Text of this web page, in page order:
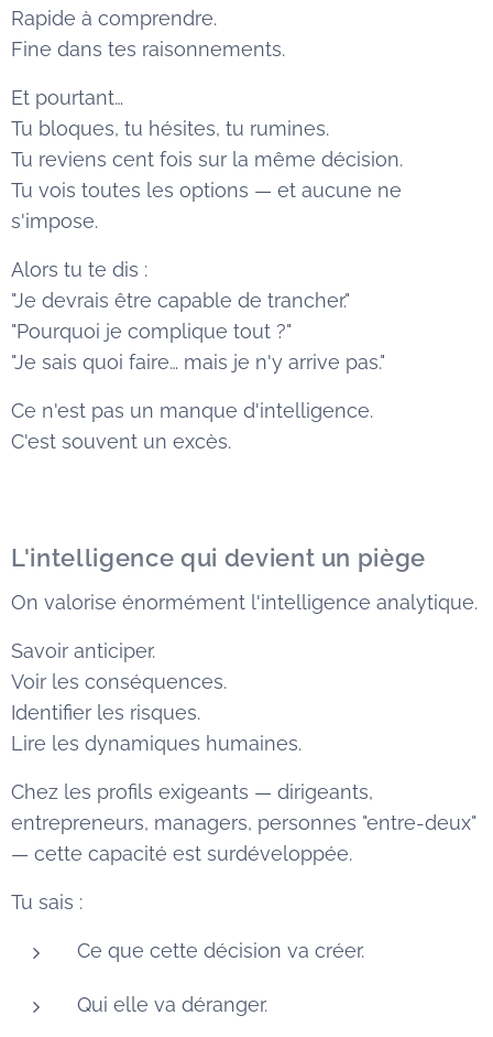
Rapide à comprendre.
Fine dans tes raisonnements.
Et pourtant…
Tu bloques, tu hésites, tu rumines.
Tu reviens cent fois sur la même décision.
Tu vois toutes les options — et aucune ne
s'impose.
Alors tu te dis :
"Je devrais être capable de trancher."
"Pourquoi je complique tout ?"
"Je sais quoi faire… mais je n'y arrive pas."
Ce n'est pas un manque d'intelligence.
C'est souvent un excès.
L'intelligence qui devient un piège
On valorise énormément l'intelligence analytique.
Savoir anticiper.
Voir les conséquences.
Identifier les risques.
Lire les dynamiques humaines.
Chez les profils exigeants — dirigeants,
entrepreneurs, managers, personnes "entre-deux"
— cette capacité est surdéveloppée.
Tu sais :
Ce que cette décision va créer.
Qui elle va déranger.